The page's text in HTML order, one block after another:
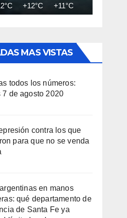
+12°C +11°C
MAS VISTAS
todos los números:
7 de agosto 2020
contra los que
para que no se venda
en manos
qué departamento de
de Santa Fe ya